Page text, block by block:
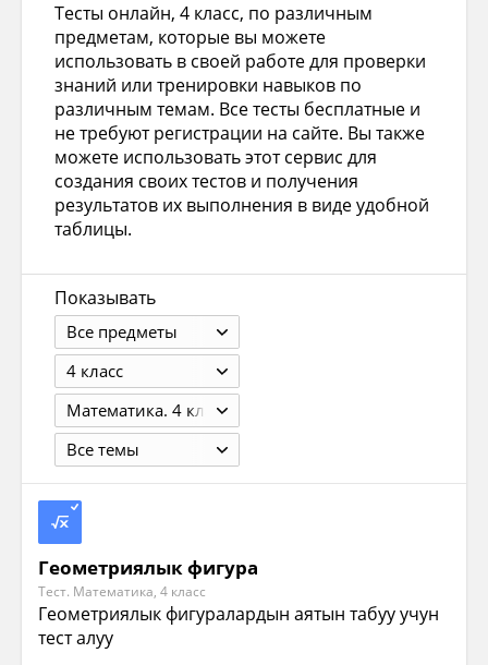
Тесты онлайн, 4 класс, по различным
предметам, которые вы можете
использовать в своей работе для проверки
знаний или тренировки навыков по
различным темам. Все тесты бесплатные и
не требуют регистрации на сайте. Вы также
можете использовать этот сервис для
создания своих тестов и получения
результатов их выполнения в виде удобной
таблицы.
Показывать
Все предметы
4 класс
Математика. 4 класс. В 2 ч. Минаева С.С, Рослова Л.О. / Под ред. Булычёва В.А. М.: 2012. - Ч.1 - 128с., Ч.2 -144.
Все темы
Геометриялык фигура
Тест. Математика, 4 класс
Геометриялык фигуралардын аятын табуу учун
тест алуу